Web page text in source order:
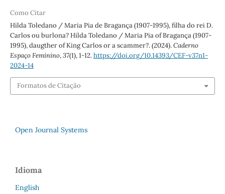
Como Citar
Hilda Toledano / Maria Pia de Bragança (1907-1995), filha do rei D.
Carlos ou burlona? Hilda Toledano / Maria Pia of Bragança (1907-
1995), daugther of King Carlos or a scammer?. (2024).Caderno
Espaço Feminino,37(1), 1-12.https://doi.org/10.14393/CEF-v37n1-
2024-14
Formatos de Citação
Open Journal Systems
Idioma
English